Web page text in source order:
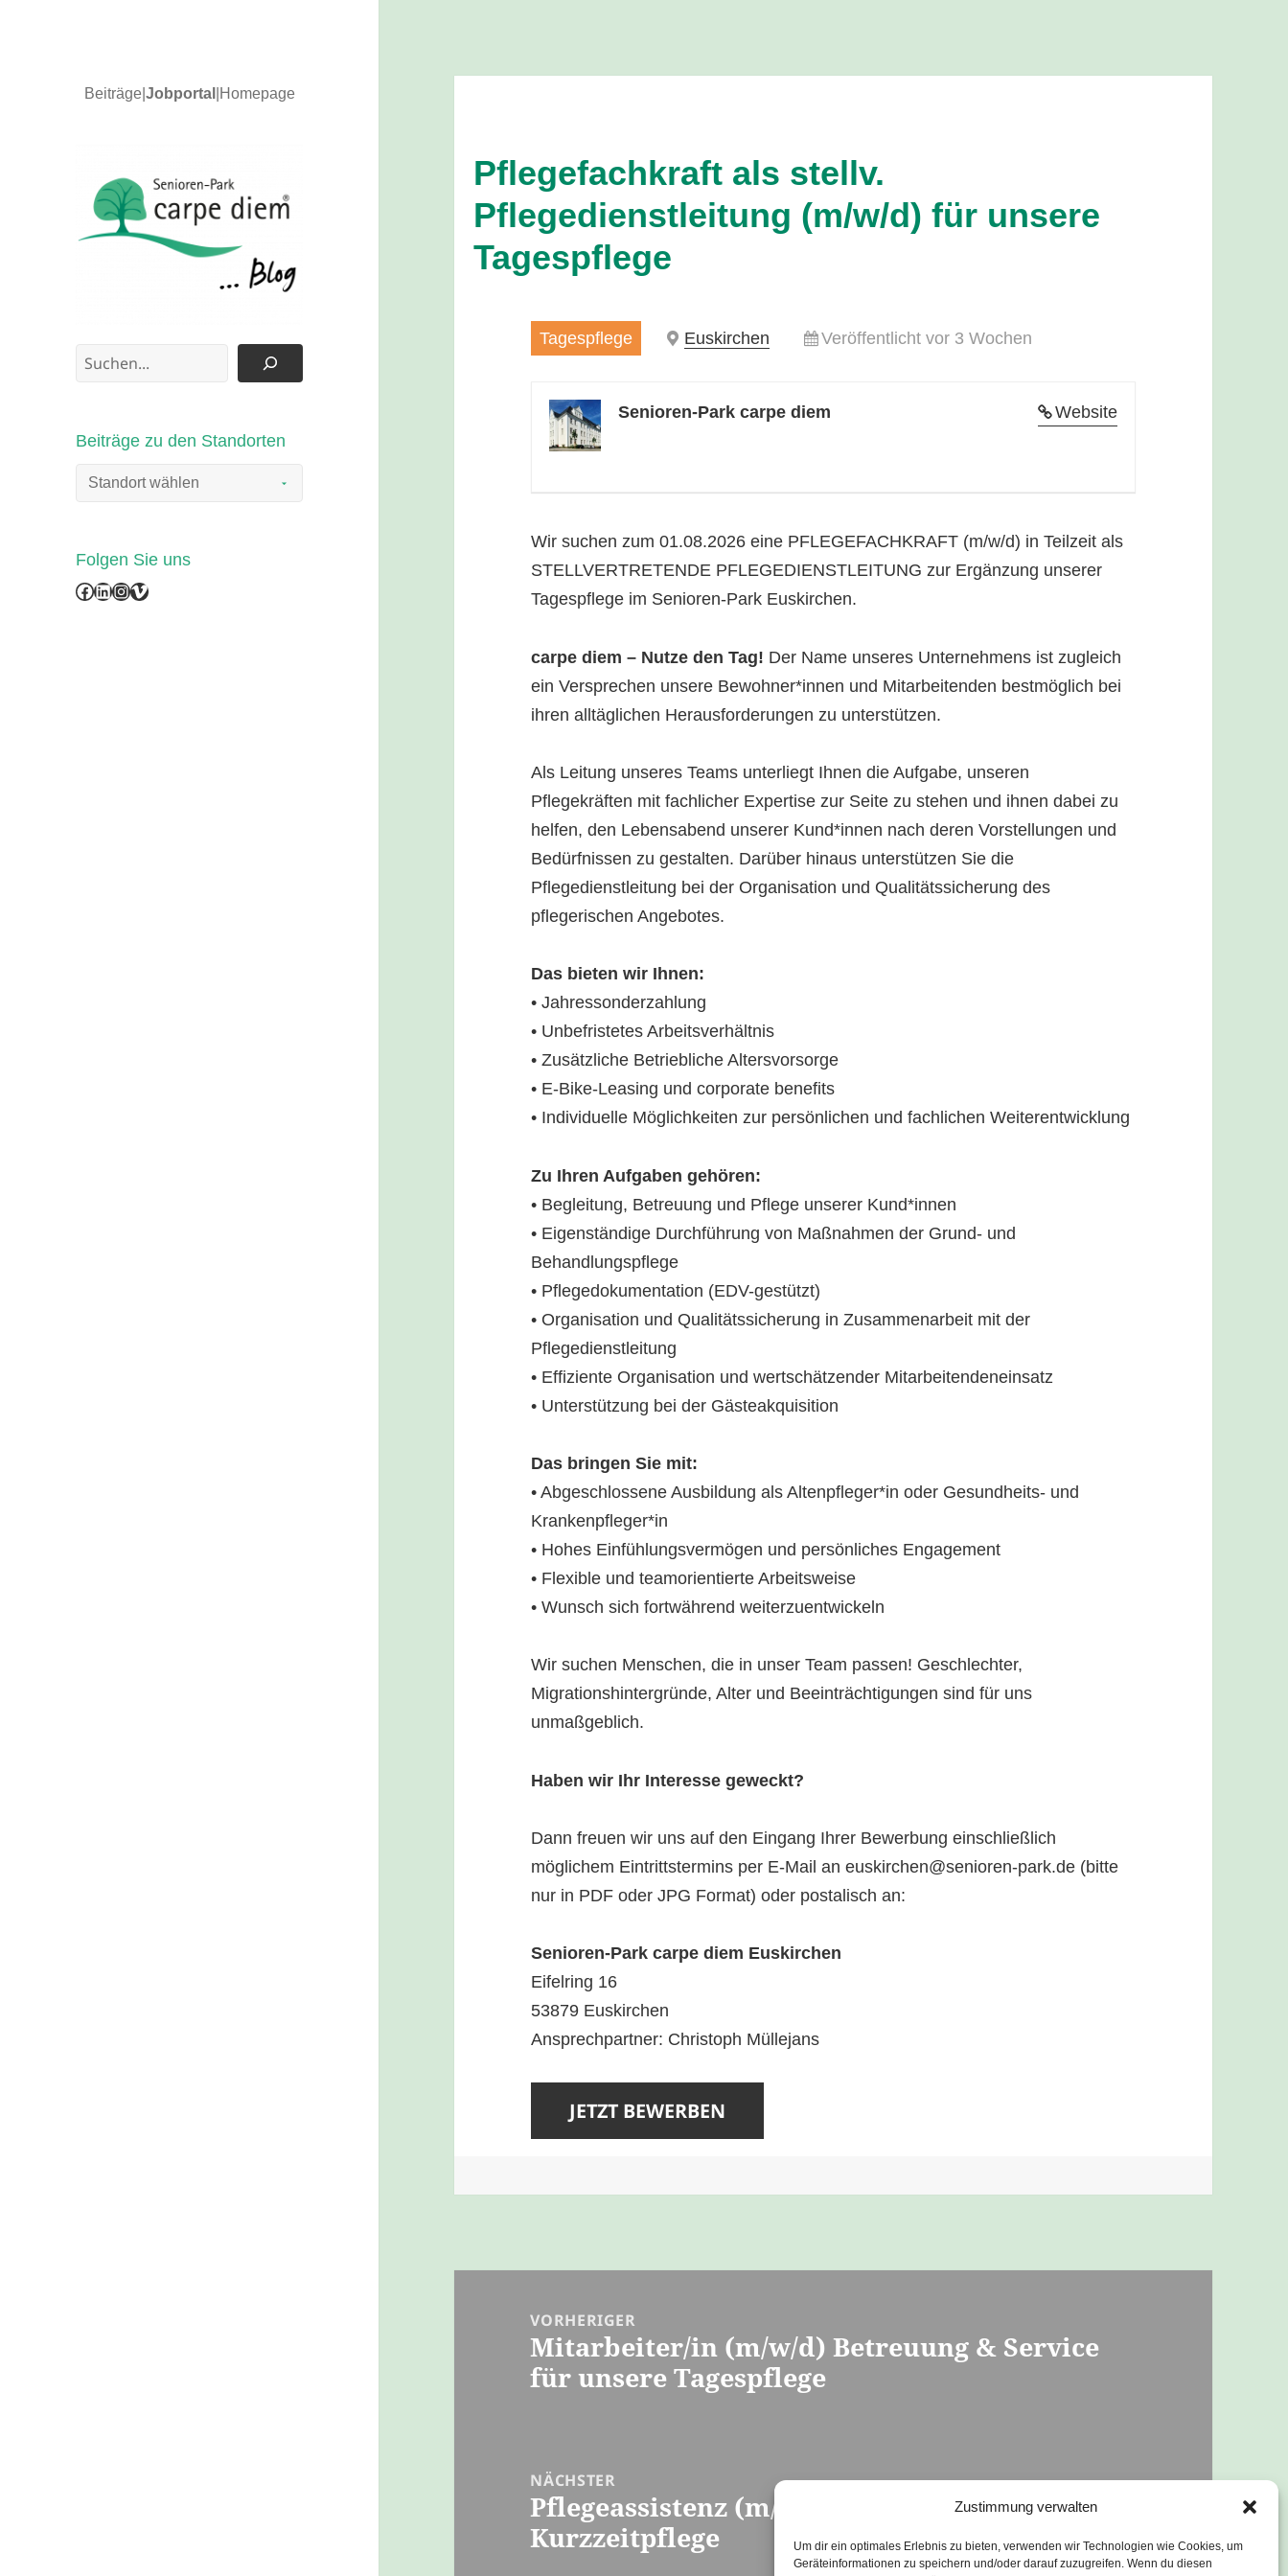
Zustimmung verwalten
Um dir ein optimales Erlebnis zu bieten, verwenden wir Technologien wie Cookies, um
Geräteinformationen zu speichern und/oder darauf zuzugreifen. Wenn du diesen
Beiträge| Jobportal Homepage
carpe diem Blog
News und Updates
Suchen
Beiträge zu den Standorten
Folgen Sie uns
Facebook
LinkedIn
Instagram
Vimeo
Pflegefachkraft als stellv.
Pflegedienstleitung (m/w/d) für unsere
Tagespflege
Tagespflege Euskirchen Veröffentlicht vor 3 Wochen
Website
Senioren-Park carpe diem
Wir suchen zum 01.08.2026 eine PFLEGEFACHKRAFT (m/w/d) in Teilzeit als
STELLVERTRETENDE PFLEGEDIENSTLEITUNG zur Ergänzung unserer
Tagespflege im Senioren-Park Euskirchen.
carpe diem – Nutze den Tag! Der Name unseres Unternehmens ist zugleich
ein Versprechen unsere Bewohner*innen und Mitarbeitenden bestmöglich bei
ihren alltäglichen Herausforderungen zu unterstützen.
Als Leitung unseres Teams unterliegt Ihnen die Aufgabe, unseren
Pflegekräften mit fachlicher Expertise zur Seite zu stehen und ihnen dabei zu
helfen, den Lebensabend unserer Kund*innen nach deren Vorstellungen und
Bedürfnissen zu gestalten. Darüber hinaus unterstützen Sie die
Pflegedienstleitung bei der Organisation und Qualitätssicherung des
pflegerischen Angebotes.
Das bieten wir Ihnen:
• Jahressonderzahlung
• Unbefristetes Arbeitsverhältnis
• Zusätzliche Betriebliche Altersvorsorge
• E-Bike-Leasing und corporate benefits
• Individuelle Möglichkeiten zur persönlichen und fachlichen Weiterentwicklung
Zu Ihren Aufgaben gehören:
• Begleitung, Betreuung und Pflege unserer Kund*innen
• Eigenständige Durchführung von Maßnahmen der Grund- und
Behandlungspflege
• Pflegedokumentation (EDV-gestützt)
• Organisation und Qualitätssicherung in Zusammenarbeit mit der
Pflegedienstleitung
• Effiziente Organisation und wertschätzender Mitarbeitendeneinsatz
• Unterstützung bei der Gästeakquisition
Das bringen Sie mit:
• Abgeschlossene Ausbildung als Altenpfleger*in oder Gesundheits- und
Krankenpfleger*in
• Hohes Einfühlungsvermögen und persönliches Engagement
• Flexible und teamorientierte Arbeitsweise
• Wunsch sich fortwährend weiterzuentwickeln
Wir suchen Menschen, die in unser Team passen! Geschlechter,
Migrationshintergründe, Alter und Beeinträchtigungen sind für uns
unmaßgeblich.
Haben wir Ihr Interesse geweckt?
Dann freuen wir uns auf den Eingang Ihrer Bewerbung einschließlich
möglichem Eintrittstermins per E-Mail an euskirchen@senioren-park.de (bitte
nur in PDF oder JPG Format) oder postalisch an:
Senioren-Park carpe diem Euskirchen
Eifelring 16
53879 Euskirchen
Ansprechpartner: Christoph Müllejans
VORHERIGER
Vorheriger
Beitrag:
Mitarbeiter/in (m/w/d) Betreuung & Service
für unsere Tagespflege
NÄCHSTER
Nächster
Beitrag:
Pflegeassistenz (m/w/d) für unsere solitäre
Kurzzeitpflege